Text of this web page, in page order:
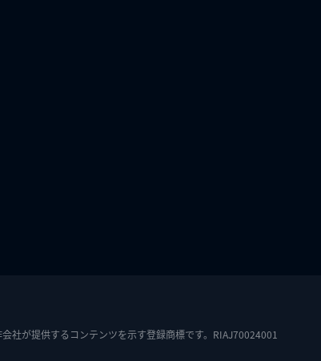
社が提供するコンテンツを示す登録商標です。RIAJ70024001